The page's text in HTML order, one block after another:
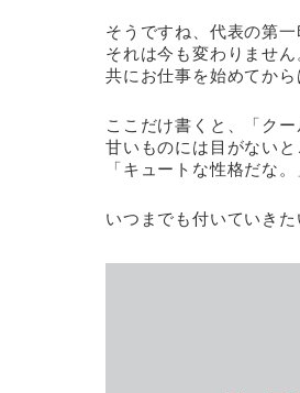
そうですね、代表の第
それは今も変わりませ
共にお仕事を始めてか
ここだけ書くと、「ク
甘いものには目がない
「キュートな性格だな
いつまでも付いていきた